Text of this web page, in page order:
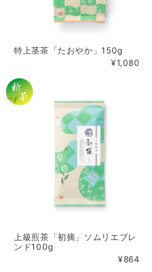
特上茎茶「たおやか」150g
¥1,080
上級煎茶「初摘」ソムリエブレ
ンド100g
¥864